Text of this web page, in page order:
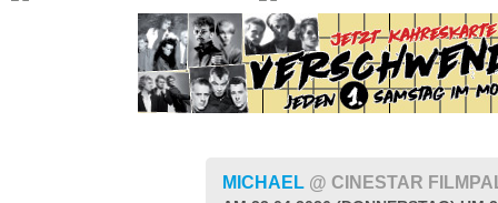
MICHAEL @ CINESTAR